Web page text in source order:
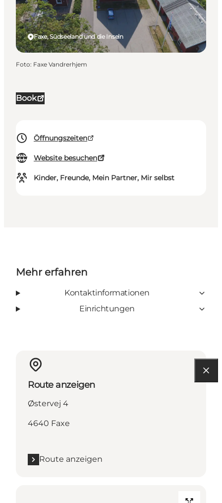
Book
Öffnungszeiten
Website besuchen
Kinder, Freunde, Mein Partner, Mir selbst
Faxe, Südseeland und die Inseln
Foto: Faxe Vandrerhjem
Mehr erfahren
Kontaktinformationen
Einrichtungen
Route anzeigen
Østervej 4
4640 Faxe
Route anzeigen